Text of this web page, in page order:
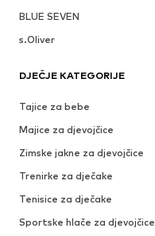
BLUE SEVEN
s.Oliver
DJEČJE KATEGORIJE
Tajice za bebe
Majice za djevojčice
Zimske jakne za djevojčice
Trenirke za dječake
Tenisice za dječake
Sportske hlače za djevojčice